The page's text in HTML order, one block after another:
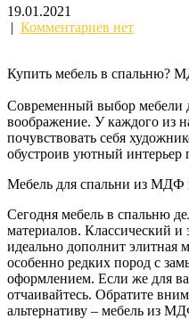
19.01.2021
| Комментариев нет
Купить мебель в спальню?
Современный выбор мебели
воображение. У каждого из
почувствовать себя
обустроив уютный интерьер
Мебель для спальни из МДФ
Сегодня мебель в спальню
материалов. Классический
идеально дополнит элитная
особенно редких пород с
оформлением. Если же для
отчаивайтесь. Обратите
альтернативу – мебель из